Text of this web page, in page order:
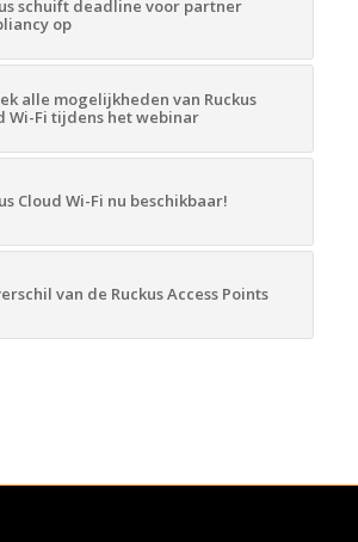
schuift deadline voor partner
op
alle mogelijkheden van Ruckus
Wi-Fi tijdens het webinar
Cloud Wi-Fi nu beschikbaar!
van de Ruckus Access Points